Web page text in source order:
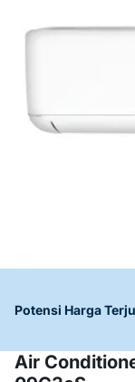
Potensi Harga
Air